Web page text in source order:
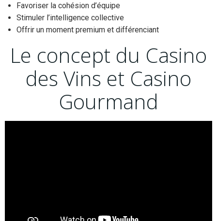
Favoriser la cohésion d’équipe
Stimuler l’intelligence collective
Offrir un moment premium et différenciant
Le concept du Casino
des Vins et Casino
Gourmand